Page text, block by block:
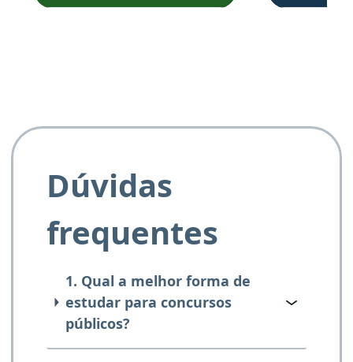
Dúvidas
frequentes
1. Qual a melhor forma de
estudar para concursos
públicos?